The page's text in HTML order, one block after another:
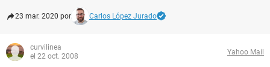
23 mar. 2020 por Carlos López Jurado
curvilinea
el 22 oct. 2008
Yahoo Mail